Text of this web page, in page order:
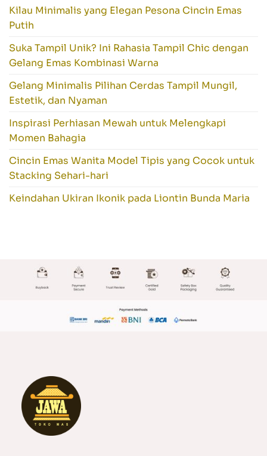
Kilau Minimalis yang Elegan Pesona Cincin Emas
Putih
Suka Tampil Unik? Ini Rahasia Tampil Chic dengan
Gelang Emas Kombinasi Warna
Gelang Minimalis Pilihan Cerdas Tampil Mungil,
Estetik, dan Nyaman
Inspirasi Perhiasan Mewah untuk Melengkapi
Momen Bahagia
Cincin Emas Wanita Model Tipis yang Cocok untuk
Stacking Sehari-hari
Keindahan Ukiran Ikonik pada Liontin Bunda Maria